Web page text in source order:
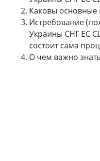
Каковы основные
Истребование
Украины СНГ ЕС
состоит сама
О чем важно